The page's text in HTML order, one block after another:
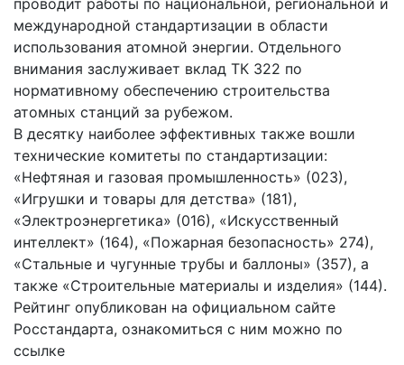
международной стандартизации в области
использования атомной энергии. Отдельного
внимания заслуживает вклад ТК 322 по
нормативному обеспечению строительства
атомных станций за рубежом.
В десятку наиболее эффективных также вошли
технические комитеты по стандартизации:
«Нефтяная и газовая промышленность» (023),
«Игрушки и товары для детства» (181),
«Электроэнергетика» (016), «Искусственный
интеллект» (164), «Пожарная безопасность» 274),
«Стальные и чугунные трубы и баллоны» (357), а
также «Строительные материалы и изделия» (144).
Рейтинг опубликован на официальном сайте
Росстандарта, ознакомиться с ним можно по
ссылке